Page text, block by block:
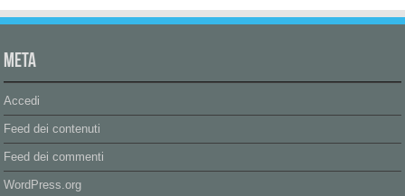
Meta
Accedi
Feed dei contenuti
Feed dei commenti
WordPress.org